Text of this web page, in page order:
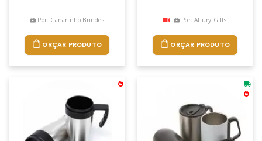
Por: Canarinho Brindes
ORÇAR PRODUTO
Por: Allury Gifts
ORÇAR PRODUTO